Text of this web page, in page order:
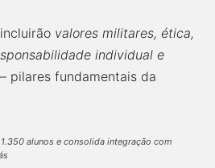
valores militares, ética,
individual e
pilares fundamentais da
alunos e consolida integração com